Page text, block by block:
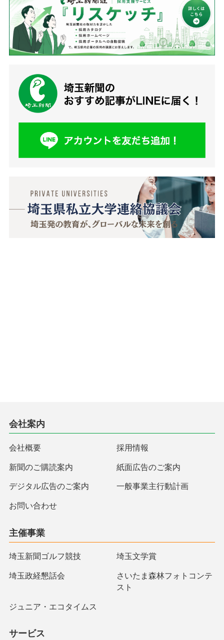
会社案内
会社概要 採用情報
新聞のご購読案内 紙面広告のご案内
デジタル広告のご案内 一般事業主行動計画
お問い合わせ
主催事業
埼玉新聞ゴルフ競技 埼玉文学賞
埼玉政経懇話会
さいたま森林フォトコンテ
スト
ジュニア・エコタイムス
サービス